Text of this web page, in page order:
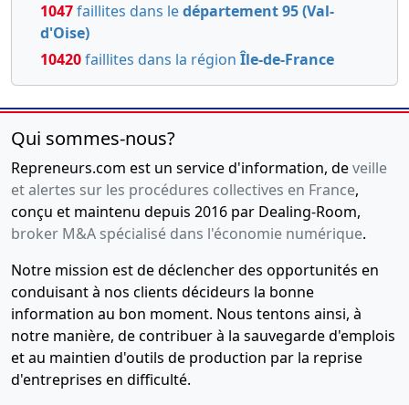
1047faillites dans ledépartement 95 (Val-
d'Oise)
10420faillites dans la région Île-de-France
Qui sommes-nous?
Repreneurs.com est un service d'information, deveille
et alertes sur les procédures collectives en France,
conçu et maintenu depuis 2016 par Dealing-Room,
broker M&A spécialisé dans l'économie numérique.
Notre mission est de déclencher des opportunités en
conduisant à nos clients décideurs la bonne
information au bon moment. Nous tentons ainsi, à
notre manière, de contribuer à la sauvegarde d'emplois
et au maintien d'outils de production par la reprise
d'entreprises en difficulté.